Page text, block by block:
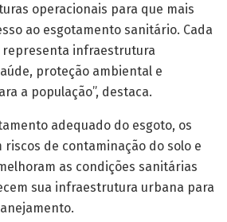
operacionais para que mais
ao esgotamento sanitário. Cada
representa infraestrutura
proteção ambiental e
a população”, destaca.
adequado do esgoto, os
de contaminação do solo e
as condições sanitárias
sua infraestrutura urbana para